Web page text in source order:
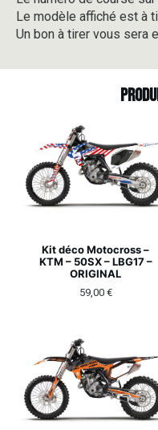
Le modèle affiché est à
Un bon à tirer vous sera
Kit déco Motocross –
KTM – 50SX – LBG17 –
ORIGINAL
59,00 €